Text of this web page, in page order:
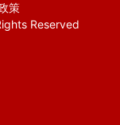
策
Reserved